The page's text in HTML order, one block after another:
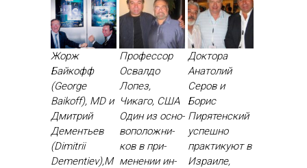
Жорж
Байкофф
(George
Baikoff), MD и
Дмитрий
Дементьев
(Dimitrii
Dementiev),M
Профессор
Освалдо
Лопез,
Чикаго, США
Один из ос­но­
вопо­лож­ни­
ков в при­
мене­нии ин­
Доктора
Анатолий
Серов и
Борис
Пирятенский
ус­пешно
прак­ти­ку­ют в
Из­ра­иле,